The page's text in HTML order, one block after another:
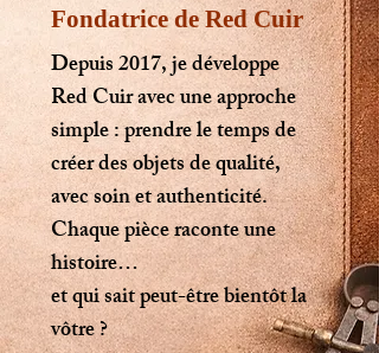
Fondatrice deRed Cuir
Depuis 2017, je développe
Red Cuir avec une approche
simple : prendre le temps de
créer des objets de qualité,
avec soin et authenticité.
Chaque pièce raconte une
histoire…
et qui sait peut-être bientôt la
vôtre ?